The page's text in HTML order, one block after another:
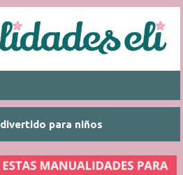
divertido para niños